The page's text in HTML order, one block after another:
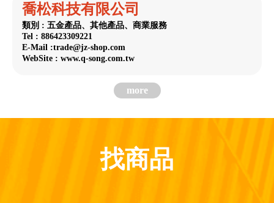
喬松科技有限公司
類別 : 五金產品、其他產品、商業服務
Tel : 886423309221
E-Mail :trade@jz-shop.com
WebSite : www.q-song.com.tw
more
找商品